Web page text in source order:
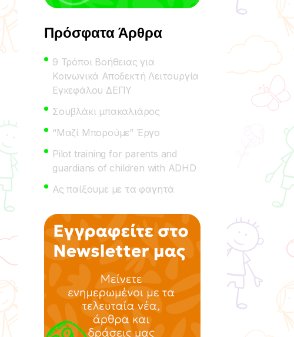
Πρόσφατα Άρθρα
9 Τρόποι Βοήθειας για
Κοινωνικά Αποδεκτή Λειτουργία
Εγκεφάλου ΔΕΠΥ
Σουβλάκι μπακαλιάρος
“Μαζί Μπορούμε” Έργο
Pilot training for parents and
guardians of children with ADHD
Ας παίξουμε με τα φαγητά